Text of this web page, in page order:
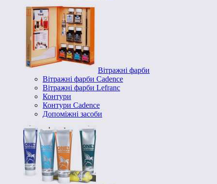
Вітражні фарби
Вітражні фарби Cadence
Вітражні фарби Lefranc
Контури
Контури Cadence
Допоміжні засоби